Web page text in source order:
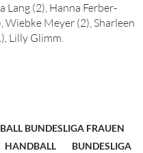
Lang (2), Hanna Ferber-
Wiebke Meyer (2), Sharleen
Lilly Glimm.
BUNDESLIGA FRAUEN
HANDBALL BUNDESLIGA